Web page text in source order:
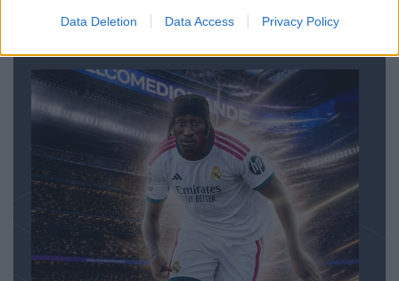
Data Deletion Data Access Privacy Policy
Παίκτης του ΠΑΟΚ με κάθε επισημότητα ο
Δημήτρης Γιαννούλης